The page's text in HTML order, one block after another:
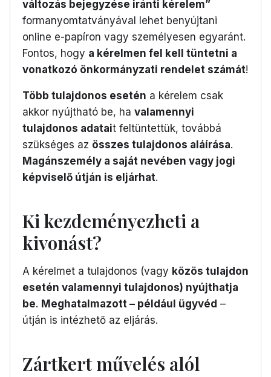
változás bejegyzése iránti kérelem”
formanyomtatványával lehet benyújtani
online e-papíron vagy személyesen egyaránt.
Fontos, hogy a kérelmen fel kell tüntetni a
vonatkozó önkormányzati rendelet számát!
Több tulajdonos esetén a kérelem csak
akkor nyújtható be, ha valamennyi
tulajdonos adatait feltüntettük, továbbá
szükséges az összes tulajdonos aláírása.
Magánszemély a saját nevében vagy jogi
képviselő útján is eljárhat.
Ki kezdeményezheti a
kivonást?
A kérelmet a tulajdonos (vagy közös tulajdon
esetén valamennyi tulajdonos) nyújthatja
be. Meghatalmazott – például ügyvéd –
útján is intézhető az eljárás.
Zártkert művelés alól